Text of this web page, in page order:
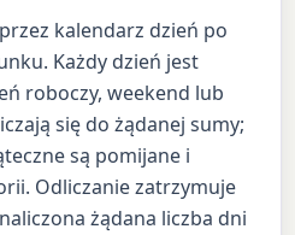
kalendarz dzień po
Każdy dzień jest
roboczy, weekend lub
się do żądanej sumy;
są pomijane i
Odliczanie zatrzymuje
żądana liczba dni